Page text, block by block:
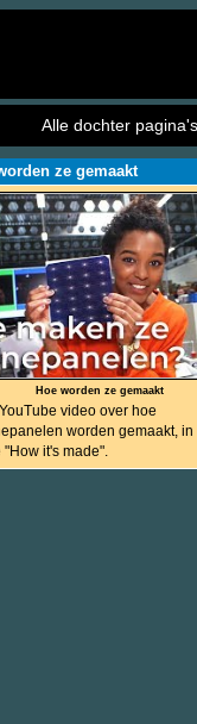
Alle dochter pagina's
ze gemaakt
Hoe worden ze gemaakt
video over hoe
worden gemaakt, in
"How it's made".